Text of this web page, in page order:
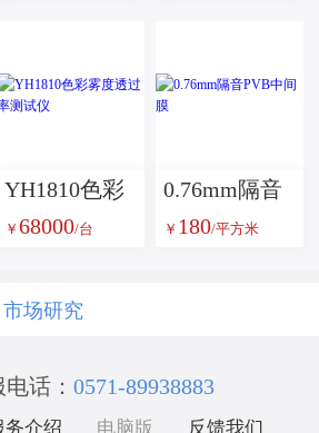
数码印刷艺
YH1810色彩
雾度透过率
￥ 68000/台
0.76mm隔音
PVB中间膜
￥ 180/平方米
市场研究
话： 0571-89938883
务介绍 电脑版 反馈我们